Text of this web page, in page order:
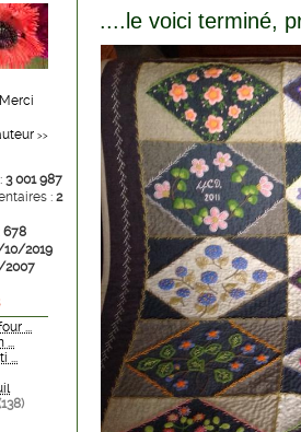
>>
3 001 987
: 2
678
10/2019
2007
...
...
...
138)
....le voici terminé,